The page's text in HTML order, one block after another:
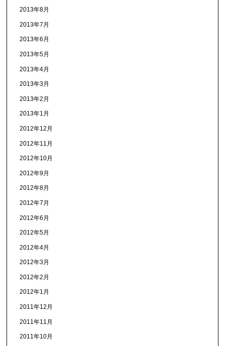
2013年8月
2013年7月
2013年6月
2013年5月
2013年4月
2013年3月
2013年2月
2013年1月
2012年12月
2012年11月
2012年10月
2012年9月
2012年8月
2012年7月
2012年6月
2012年5月
2012年4月
2012年3月
2012年2月
2012年1月
2011年12月
2011年11月
2011年10月